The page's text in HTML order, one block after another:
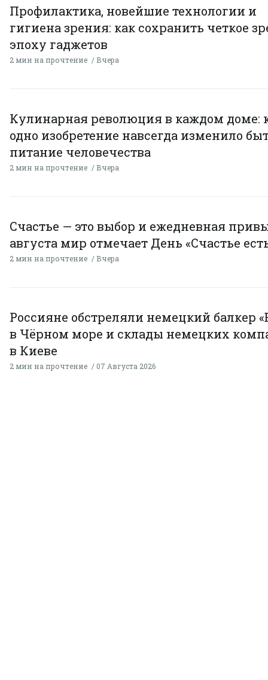
Профилактика, новейшие технологии и
гигиена зрения: как сохранить четкое
эпоху гаджетов
2 мин на прочтение Вчера
Кулинарная революция в каждом доме:
одно изобретение навсегда изменило
питание человечества
2 мин на прочтение Вчера
Счастье — это выбор и ежедневная
августа мир отмечает День «Счастье
2 мин на прочтение Вчера
Россияне обстреляли немецкий балкер
в Чёрном море и склады немецких
в Киеве
2 мин на прочтение 07 Августа 2026